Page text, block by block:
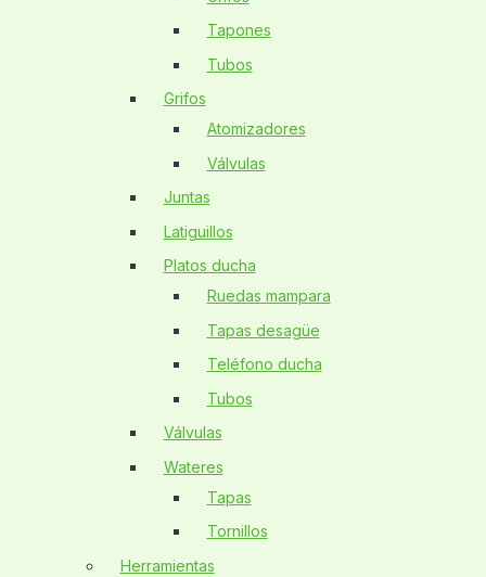
Tapones
Tubos
Grifos
Atomizadores
Válvulas
Juntas
Latiguillos
Platos ducha
Ruedas mampara
Tapas desagüe
Teléfono ducha
Tubos
Válvulas
Wateres
Tapas
Tornillos
Herramientas